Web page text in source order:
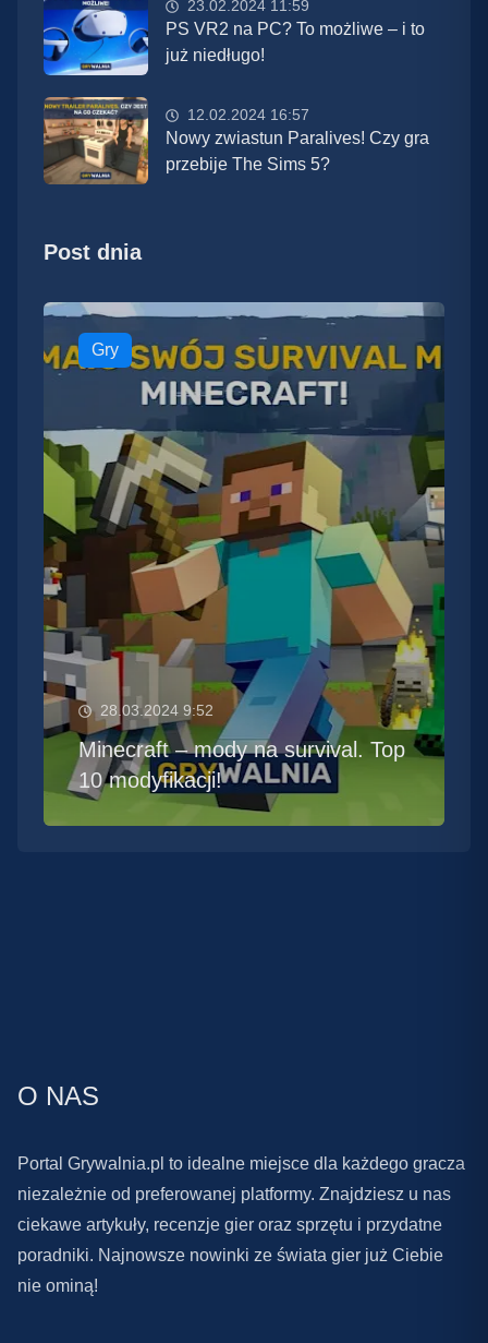
23.02.2024 11:59
PS VR2 na PC? To możliwe – i to
już niedługo!
12.02.2024 16:57
Nowy zwiastun Paralives! Czy gra
przebije The Sims 5?
Post dnia
Gry
28.03.2024 9:52
Minecraft – mody na survival. Top
10 modyfikacji!
O NAS
Portal Grywalnia.pl to idealne miejsce dla każdego gracza
niezależnie od preferowanej platformy. Znajdziesz u nas
ciekawe artykuły, recenzje gier oraz sprzętu i przydatne
poradniki. Najnowsze nowinki ze świata gier już Ciebie
nie ominą!